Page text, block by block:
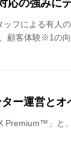
応の強みに
フによる有人
顧客体験※1の向
ー運営と
Premium™」と